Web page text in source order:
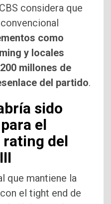
considera que
como
y locales
millones de
del partido.
sido
el
rating del
que mantiene la
el tight end de